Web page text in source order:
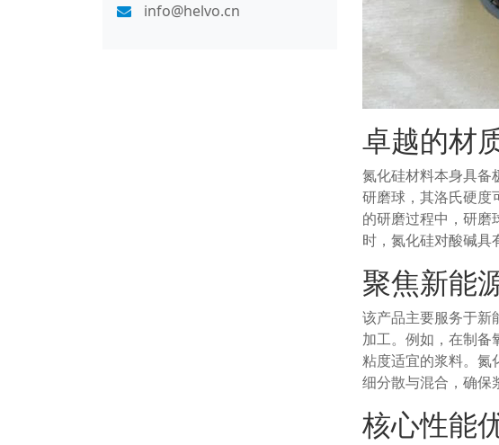
info@helvo.cn
卓越的材
氮化硅材料本身具备
研磨球，其洛氏硬度
的研磨过程中，研磨
时，氮化硅对酸碱具
聚焦新能
该产品主要服务于新
加工。例如，在制备
粘度适宜的浆料。氮
细分散与混合，确保
核心性能